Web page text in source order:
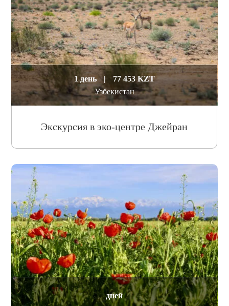
1 день |
77 453 KZT
Узбекистан
Экскурсия в эко-центре Джейран
дней